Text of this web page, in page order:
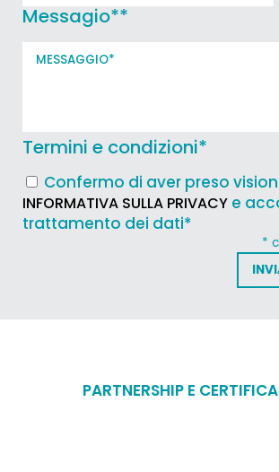
Messagio**
Termini e condizioni*
Confermo di aver preso
INFORMATIVA SULLA PRIVACY e
trattamento dei dati*
*
PARTNERSHIP E